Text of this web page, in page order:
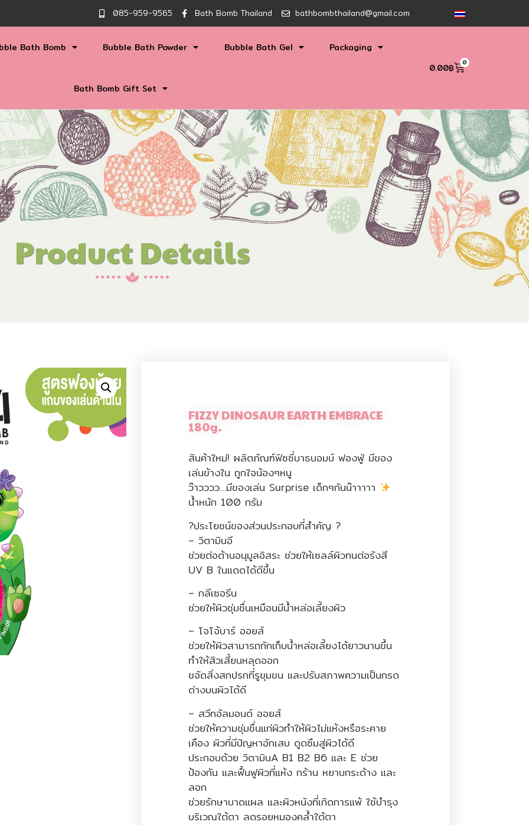
085-959-9565 Bath Bomb Thailand bathbombthailand@gmail.com
Bath Bomb Bubble Bath Powder Bubble Bath Gel Packaging
Bath Bomb Gift Set
0.00฿ 0
Product Details
FIZZY DINOSAUR EARTH EMBRACE
180g.
สินค้าใหม่! ผลิตภัณฑ์ฟิซซี่บาธบอมบ์ ฟองฟู่ มีของ
เล่นข้างใน ถูกใจน้องๆหนู
ว๊าวววว…มีของเล่น Surprise เด็กๆกันน๊าาาาา
น้ำหนัก 100 กรัม
?ประโยชน์ของส่วนประกอบที่สำคัญ ?
– วิตามินอี
ช่วยต่อต้านอนุมูลอิสระ ช่วยให้เซลล์ผิวทนต่อรังสี
UV B ในแดดได้ดีขึ้น
– กลีเซอรีน
ช่วยให้ผิวชุ่มชื่นเหมือนมีน้ำหล่อเลี้ยงผิว
– โจโจ้บาร์ ออยส์
ช่วยให้ผิวสามารถกักเก็บน้ำหล่อเลี้ยงได้ยาวนานขึ้น
ทำให้สิวเสี้ยนหลุดออก
ขจัดสิ่งสกปรกที่รูขุมขน และปรับสภาพความเป็นกรด
ด่างบนผิวได้ดี
– สวีทอัลมอนด์ ออยส์
ช่วยให้ความชุ่มชื่นแก่ผิวทำให้ผิวไม่แห้งหรือระคาย
เคือง ผิวที่มีปัญหาอักเสบ ดูดซึมสู่ผิวได้ดี
ประกอบด้วย วิตามินA B1 B2 B6 และ E ช่วย
ป้องกัน และฟื้นฟูผิวที่แห้ง กร้าน หยาบกระด้าง และ
ลอก
ช่วยรักษาบาดแผล และผิวหนังที่เกิดการแพ้ ใช้บำรุง
บริเวณใต้ตา ลดรอยหมองคล้ำใต้ตา